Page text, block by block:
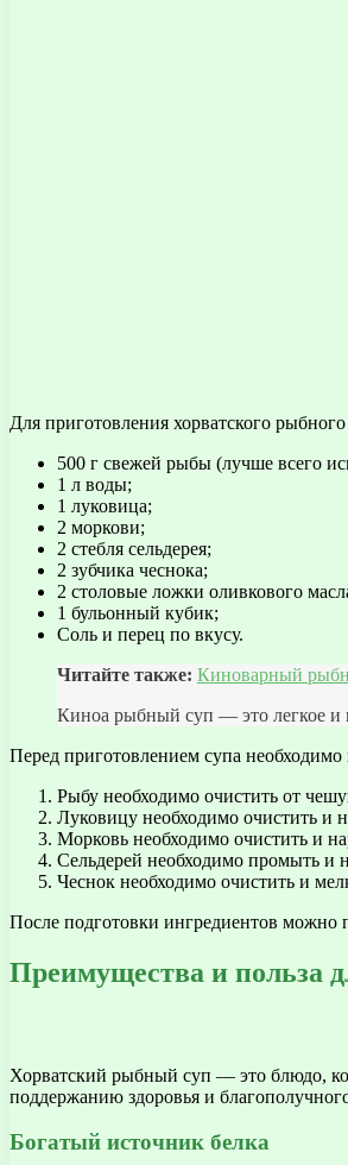
Для приготовления хорватского
500 г свежей рыбы (лучше всего
1 л воды;
1 луковица;
2 моркови;
2 стебля сельдерея;
2 зубчика чеснока;
2 столовые ложки оливкового
1 бульонный кубик;
Соль и перец по вкусу.
Читайте также: Киноварный
Киноа рыбный суп — это легкое и
Перед приготовлением супа
Рыбу необходимо очистить от
Луковицу необходимо очистить и
Морковь необходимо очистить и
Сельдерей необходимо промыть и
Чеснок необходимо очистить и
После подготовки ингредиентов можно
Преимущества и польза
Хорватский рыбный суп — это блюдо,
поддержанию здоровья и
Богатый источник белка